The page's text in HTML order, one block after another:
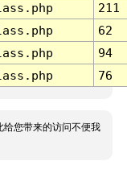
211
62
94
76
给您带来的访问不便我